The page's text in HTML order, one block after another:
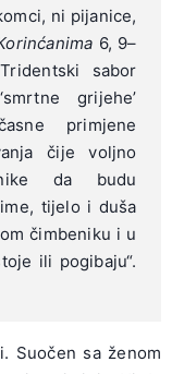
ni pijanice,
6, 9–
sabor
grijehe’
primjene
čije voljno
da budu
tijelo i duša
čimbeniku i u
ili pogibaju“.
Suočen sa ženom